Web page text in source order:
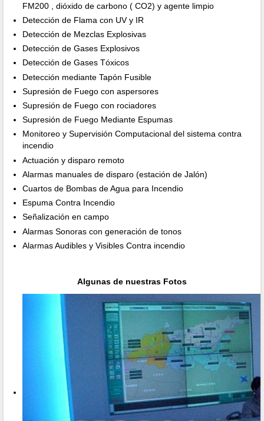
FM200 , dióxido de carbono ( CO2) y agente limpio
Detección de Flama con UV y IR
Detección de Mezclas Explosivas
Detección de Gases Explosivos
Detección de Gases Tóxicos
Detección mediante Tapón Fusible
Supresión de Fuego con aspersores
Supresión de Fuego con rociadores
Supresión de Fuego Mediante Espumas
Monitoreo y Supervisión Computacional del sistema contra
incendio
Actuación y disparo remoto
Alarmas manuales de disparo (estación de Jalón)
Cuartos de Bombas de Agua para Incendio
Espuma Contra Incendio
Señalización en campo
Alarmas Sonoras con generación de tonos
Alarmas Audibles y Visibles Contra incendio
Algunas de nuestras Fotos